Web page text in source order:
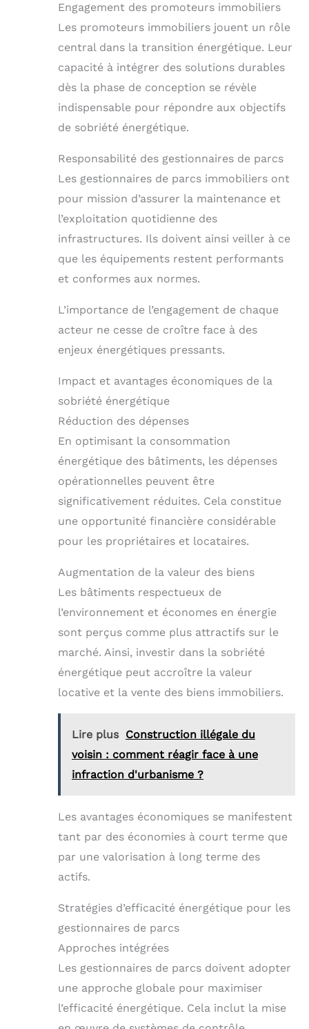
Engagement des promoteurs immobiliers
Les promoteurs immobiliers jouent un rôle
central dans la transition énergétique. Leur
capacité à intégrer des solutions durables
dès la phase de conception se révèle
indispensable pour répondre aux objectifs
de sobriété énergétique.
Responsabilité des gestionnaires de parcs
Les gestionnaires de parcs immobiliers ont
pour mission d’assurer la maintenance et
l’exploitation quotidienne des
infrastructures. Ils doivent ainsi veiller à ce
que les équipements restent performants
et conformes aux normes.
L’importance de l’engagement de chaque
acteur ne cesse de croître face à des
enjeux énergétiques pressants.
Impact et avantages économiques de la
sobriété énergétique
Réduction des dépenses
En optimisant la consommation
énergétique des bâtiments, les dépenses
opérationnelles peuvent être
significativement réduites. Cela constitue
une opportunité financière considérable
pour les propriétaires et locataires.
Augmentation de la valeur des biens
Les bâtiments respectueux de
l’environnement et économes en énergie
sont perçus comme plus attractifs sur le
marché. Ainsi, investir dans la sobriété
énergétique peut accroître la valeur
locative et la vente des biens immobiliers.
Lire plus Construction illégale du
voisin : comment réagir face à une
infraction d'urbanisme ?
Les avantages économiques se manifestent
tant par des économies à court terme que
par une valorisation à long terme des
actifs.
Stratégies d’efficacité énergétique pour les
gestionnaires de parcs
Approches intégrées
Les gestionnaires de parcs doivent adopter
une approche globale pour maximiser
l’efficacité énergétique. Cela inclut la mise